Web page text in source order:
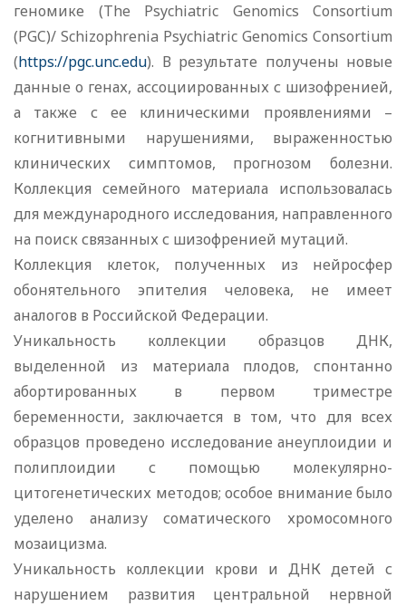
геномике (The Psychiatric Genomics Consortium
(PGC)/ Schizophrenia Psychiatric Genomics Consortium
(https://pgc.unc.edu). В результате получены новые
данные о генах, ассоциированных с шизофренией,
а также с ее клиническими проявлениями –
когнитивными нарушениями, выраженностью
клинических симптомов, прогнозом болезни.
Коллекция семейного материала использовалась
для международного исследования, направленного
на поиск связанных с шизофренией мутаций.
Коллекция клеток, полученных из нейросфер
обонятельного эпителия человека, не имеет
аналогов в Российской Федерации.
Уникальность коллекции образцов ДНК,
выделенной из материала плодов, спонтанно
абортированных в первом триместре
беременности, заключается в том, что для всех
образцов проведено исследование анеуплоидии и
полиплоидии с помощью молекулярно-
цитогенетических методов; особое внимание было
уделено анализу соматического хромосомного
мозаицизма.
Уникальность коллекции крови и ДНК детей с
нарушением развития центральной нервной